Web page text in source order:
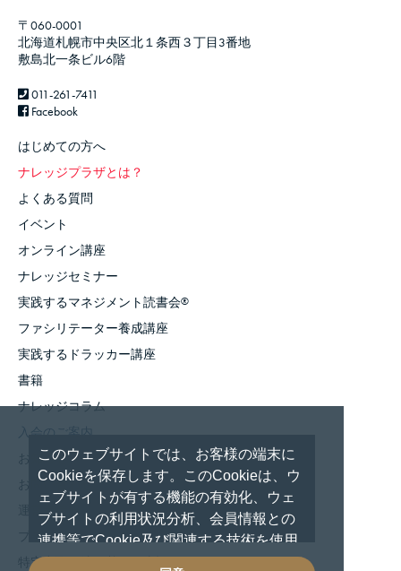
このウェブサイトでは、お客様の端末に
Cookieを保存します。このCookieは、ウ
ェブサイトが有する機能の有効化、ウェ
ブサイトの利用状況分析、会員情報との
連携等でCookie及び関連する技術を使用
しています。 これらの技術の使用に対し
〒060-0001
北海道札幌市中央区北１条西３丁目3番地
敷島北一条ビル6階
011-261-7411
Facebook
はじめての方へ
ナレッジプラザとは？
よくある質問
イベント
オンライン講座
ナレッジセミナー
実践するマネジメント読書会®
ファシリテーター養成講座
実践するドラッカー講座
書籍
ナレッジコラム
入会のご案内
お知らせ
お問い合わせ
運営者情報
プライバシーポリシー
特定商取引法に基づく表記